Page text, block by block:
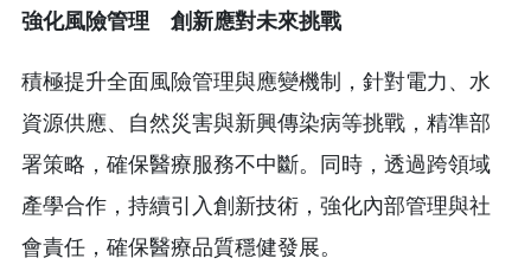
強化風險管理 創新應對未來挑戰
積極提升全面風險管理與應變機制，針對電力、水
資源供應、自然災害與新興傳染病等挑戰，精準部
署策略，確保醫療服務不中斷。同時，透過跨領域
產學合作，持續引入創新技術，強化內部管理與社
會責任，確保醫療品質穩健發展。